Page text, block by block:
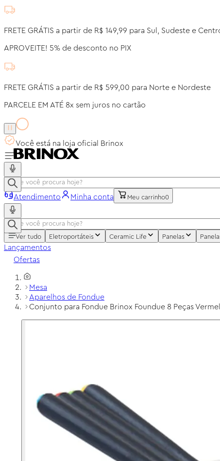
FRETE GRÁTIS a partir de R$ 149,99 para Sul, Sudeste e
APROVEITE! 5% de desconto no PIX
FRETE GRÁTIS a partir de R$ 599,00 para Norte e Nordeste
PARCELE EM ATÉ 8x sem juros no cartão
Você está na loja oficial Brinox
Atendimento Minha conta Meu carrinho0
Ver tudo Eletroportáteis Ceramic Life Panelas
Lançamentos
Ofertas
Mesa
Aparelhos de Fondue
Conjunto para Fondue Brinox Foundue 8 Peças